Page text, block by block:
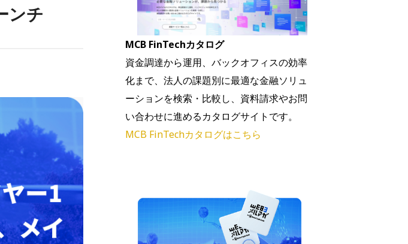
ンチ
MCB FinTechカタログ
資金調達から運用、バックオフィスの効率
化まで、法人の課題別に最適な金融ソリュ
ーションを検索・比較し、資料請求やお問
い合わせに進めるカタログサイトです。
MCB FinTechカタログはこちら